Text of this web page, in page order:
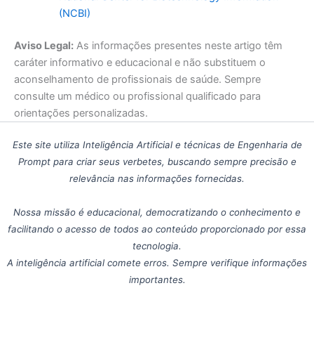
(NCBI)
Aviso Legal: As informações presentes neste artigo têm
caráter informativo e educacional e não substituem o
aconselhamento de profissionais de saúde. Sempre
consulte um médico ou profissional qualificado para
orientações personalizadas.
Este site utiliza Inteligência Artificial e técnicas de Engenharia de
Prompt para criar seus verbetes, buscando sempre precisão e
relevância nas informações fornecidas.
Nossa missão é educacional, democratizando o conhecimento e
facilitando o acesso de todos ao conteúdo proporcionado por essa
tecnologia.
A inteligência artificial comete erros. Sempre verifique informações
importantes.